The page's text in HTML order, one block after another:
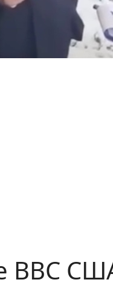
ВВС